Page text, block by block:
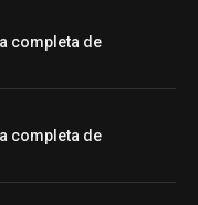
completa de
completa de